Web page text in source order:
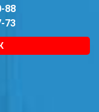
88
73